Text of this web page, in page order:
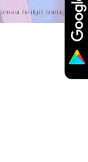
ile ilgili sonuçlar